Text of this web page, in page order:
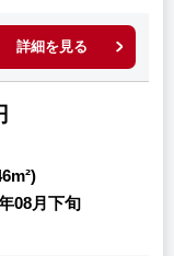
詳細を見る
08月下旬